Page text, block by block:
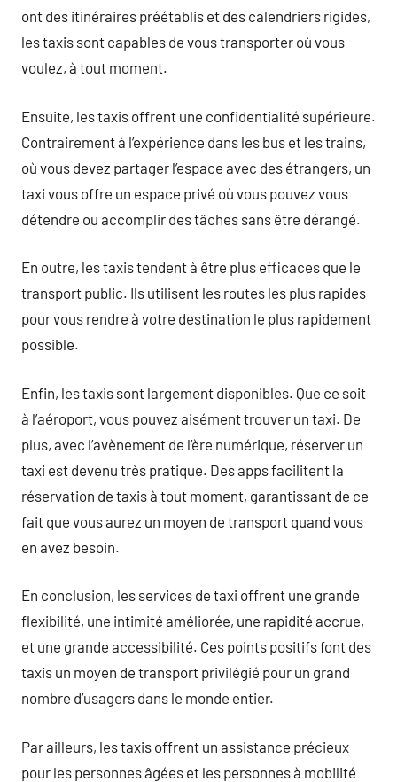
ont des itinéraires préétablis et des calendriers rigides,
les taxis sont capables de vous transporter où vous
voulez, à tout moment.
Ensuite, les taxis offrent une confidentialité supérieure.
Contrairement à l’expérience dans les bus et les trains,
où vous devez partager l’espace avec des étrangers, un
taxi vous offre un espace privé où vous pouvez vous
détendre ou accomplir des tâches sans être dérangé.
En outre, les taxis tendent à être plus efficaces que le
transport public. Ils utilisent les routes les plus rapides
pour vous rendre à votre destination le plus rapidement
possible.
Enfin, les taxis sont largement disponibles. Que ce soit
à l’aéroport, vous pouvez aisément trouver un taxi. De
plus, avec l’avènement de l’ère numérique, réserver un
taxi est devenu très pratique. Des apps facilitent la
réservation de taxis à tout moment, garantissant de ce
fait que vous aurez un moyen de transport quand vous
en avez besoin.
En conclusion, les services de taxi offrent une grande
flexibilité, une intimité améliorée, une rapidité accrue,
et une grande accessibilité. Ces points positifs font des
taxis un moyen de transport privilégié pour un grand
nombre d’usagers dans le monde entier.
Par ailleurs, les taxis offrent un assistance précieux
pour les personnes âgées et les personnes à mobilité